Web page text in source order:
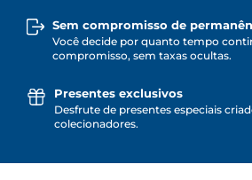
Sem compromisso de
Você decide por quanto tempo
compromisso, sem taxas ocultas.
Presentes exclusivos
Desfrute de presentes especiais
colecionadores.